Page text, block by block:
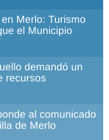
Merlo: Turismo
el Municipio
demandó un
recursos
al comunicado
de Merlo